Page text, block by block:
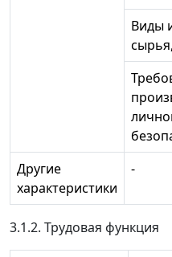
Виды
Другие
характеристики
-
3.1.2. Трудовая функция